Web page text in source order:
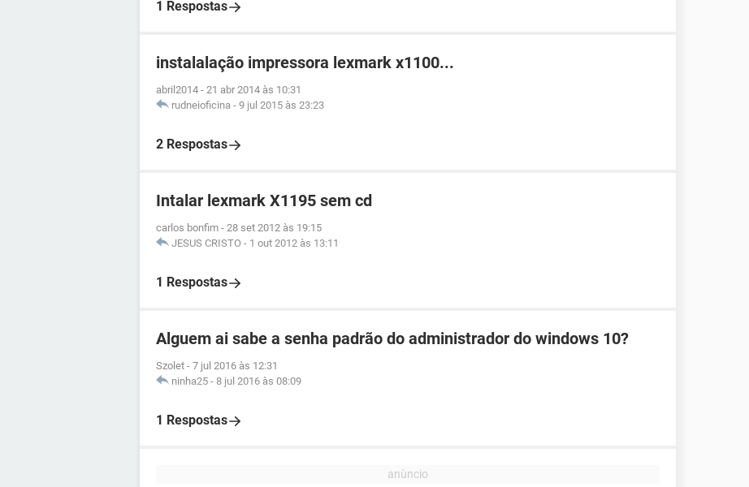
1 Respostas
instalalação impressora lexmark x1100...
abril2014 - 21 abr 2014 às 10:31
rudneioficina - 9 jul 2015 às 23:23
2 Respostas
Intalar lexmark X1195 sem cd
carlos bonfim - 28 set 2012 às 19:15
JESUS CRISTO - 1 out 2012 às 13:11
1 Respostas
Alguem ai sabe a senha padrão do administrador do windows 10?
Szolet - 7 jul 2016 às 12:31
ninha25 - 8 jul 2016 às 08:09
1 Respostas